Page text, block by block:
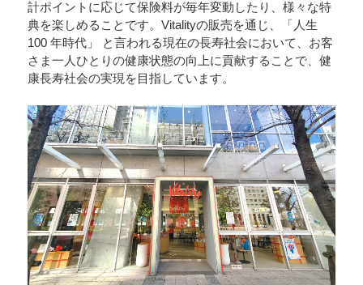
計ポイントに応じて保険料が毎年変動したり、様々な特
典を楽しめることです。Vitalityの販売を通じ、「人生
100 年時代」 と言われる現在の長寿社会において、お客
さま一人ひとりの健康状態の向上に貢献することで、健
康長寿社会の実現を目指しています。